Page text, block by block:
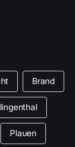
Brand
Plauen